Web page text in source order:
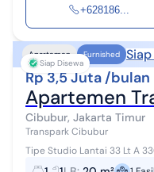
+628186...
Siap Disewa
Apartemen Furnished
Rp 3,5 Juta /bulan
Apartemen
Cibubur, Jakarta Timur
Transpark Cibubur